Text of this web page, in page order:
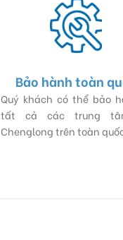
Bảo hành toàn
Quý khách có thể bảo
tất cả các trung
Chenglong trên toàn